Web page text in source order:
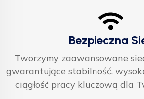
Bezpieczna
Tworzymy zaawansowane
gwarantujące stabilność,
ciągłość pracy kluczową dla